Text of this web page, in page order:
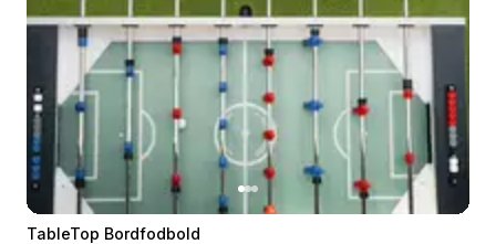
TableTop Bordfodbold